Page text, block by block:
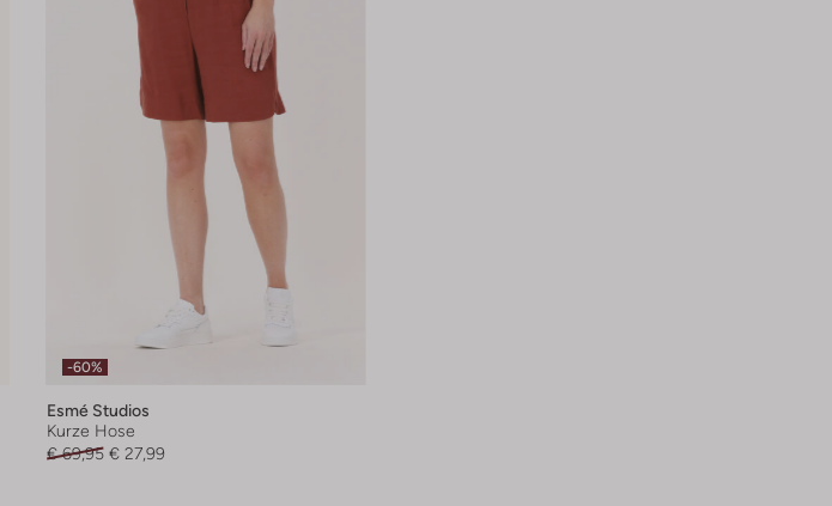
-60%
Esmé Studios
Kurze Hose
€ 69,95 € 27,99